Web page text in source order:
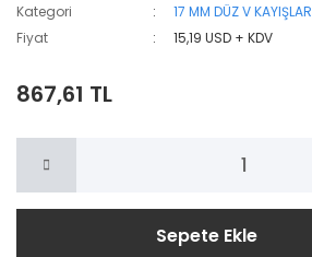
Kategori
17 MM DÜZ V KAYIŞLAR
Fiyat
15,19 USD + KDV
867,61 TL
Sepete Ekle